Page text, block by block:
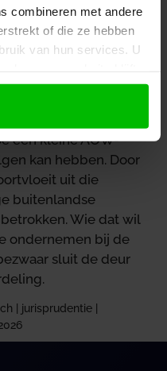
combineren met andere
of die ze hebben
van hun services. U
van de SVB staan
algemene
die route
een kleine AOW-
kan hebben. Door
uit die
buitenlandse
Wie dat wil
ondernemen bij de
sluit de deur
| jurisprudentie |